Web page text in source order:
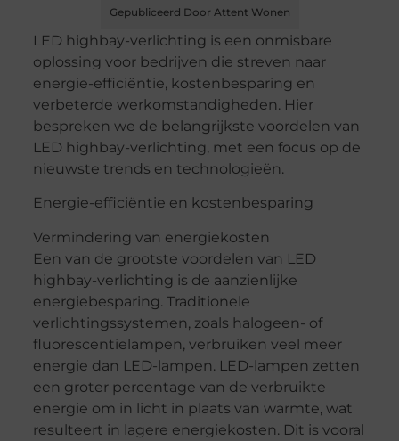
Gepubliceerd Door Attent Wonen
LED highbay-verlichting is een onmisbare
oplossing voor bedrijven die streven naar
energie-efficiëntie, kostenbesparing en
verbeterde werkomstandigheden. Hier
bespreken we de belangrijkste voordelen van
LED highbay-verlichting, met een focus op de
nieuwste trends en technologieën.
Energie-efficiëntie en kostenbesparing
Vermindering van energiekosten
Een van de grootste voordelen van LED
highbay-verlichting is de aanzienlijke
energiebesparing. Traditionele
verlichtingssystemen, zoals halogeen- of
fluorescentielampen, verbruiken veel meer
energie dan LED-lampen. LED-lampen zetten
een groter percentage van de verbruikte
energie om in licht in plaats van warmte, wat
resulteert in lagere energiekosten. Dit is vooral